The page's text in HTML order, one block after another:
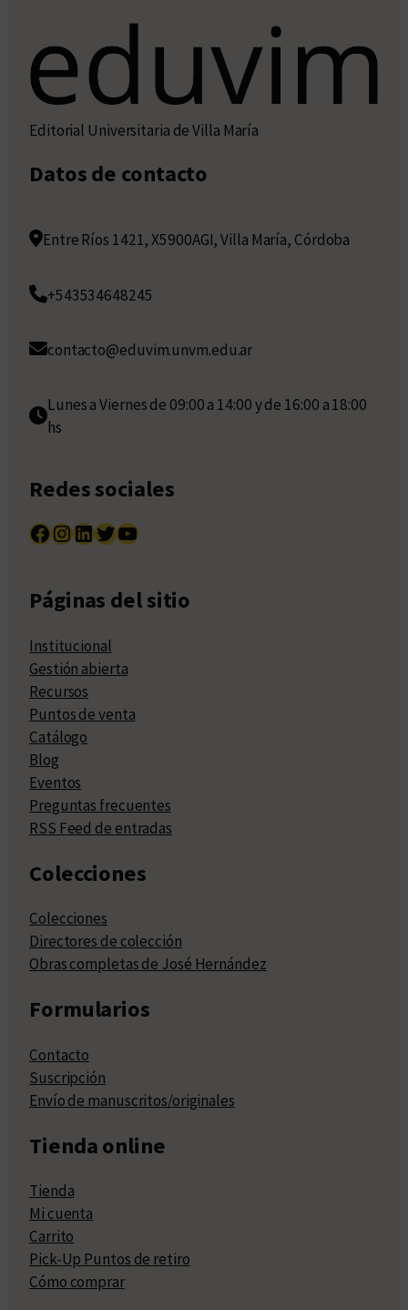
Editorial Universitaria de Villa María
Datos de contacto
Entre Ríos 1421, X5900AGI, Villa María, Córdoba
+543534648245
contacto@eduvim.unvm.edu.ar
Lunes a Viernes de 09:00 a 14:00 y de 16:00 a 18:00
hs
Redes sociales
Facebook InstagramLinkedIn Twitter YouTube
Páginas del sitio
Institucional
Gestión abierta
Recursos
Puntos de venta
Catálogo
Blog
Eventos
Preguntas frecuentes
RSS Feed de entradas
Colecciones
Colecciones
Directores de colección
Obras completas de José Hernández
Formularios
Contacto
Suscripción
Envío de manuscritos/originales
Tienda online
Tienda
Mi cuenta
Carrito
Pick-Up Puntos de retiro
Cómo comprar